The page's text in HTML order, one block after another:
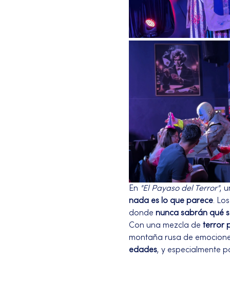
En "El Payaso del Terror",
nada es lo que parece.
donde nunca sabrán qué
Con una mezcla de terror
montaña rusa de
edades, y especialmente